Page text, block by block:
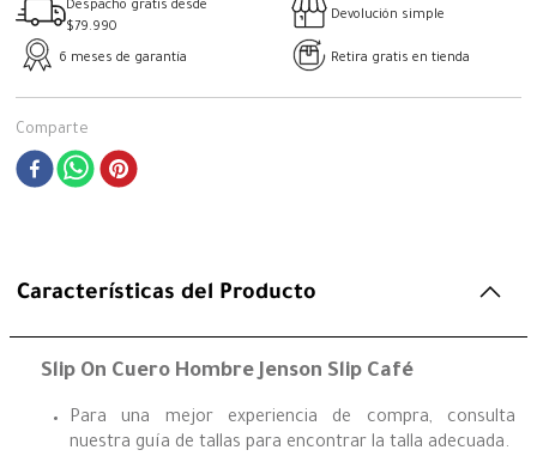
Despacho gratis desde
$79.990
Devolución simple
6 meses de garantía Retira gratis en tienda
Comparte
Características del Producto
Slip On Cuero Hombre Jenson Slip Café
Para una mejor experiencia de compra, consulta
nuestra guía de tallas para encontrar la talla adecuada.